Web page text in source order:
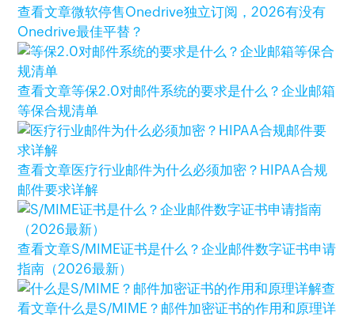
查看文章微软停售Onedrive独立订阅，2026有没有
Onedrive最佳平替？
查看文章等保2.0对邮件系统的要求是什么？企业邮箱
等保合规清单
查看文章医疗行业邮件为什么必须加密？HIPAA合规
邮件要求详解
查看文章S/MIME证书是什么？企业邮件数字证书申请
指南（2026最新）
查
看文章什么是S/MIME？邮件加密证书的作用和原理详